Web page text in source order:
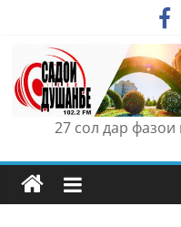
content
27 сол дар